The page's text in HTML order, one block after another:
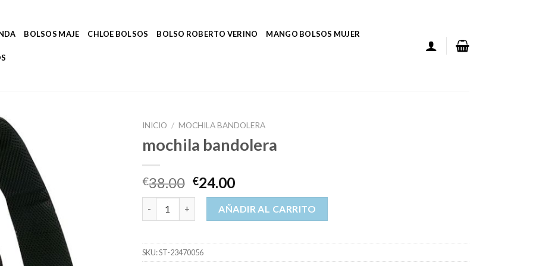
BOLSOS MAJE CHLOE BOLSOS BOLSO ROBERTO VERINO MANGO BOLSOS MUJER
INICIO / MOCHILA BANDOLERA
mochila bandolera
€38.00 €24.00
mochila bandolera cantidadAÑADIR AL CARRITO
SKU:ST-23470056